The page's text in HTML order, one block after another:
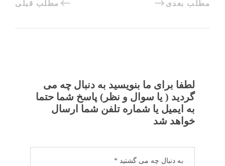
مطلب قبلی مطلب بعدی
لطفا برای ما بنویسید به دنبال چه می
گردید ( یا سوال و نظر) پاسخ شما حتما
به ایمیل یا شماره تلفن شما ارسال
خواهد شد